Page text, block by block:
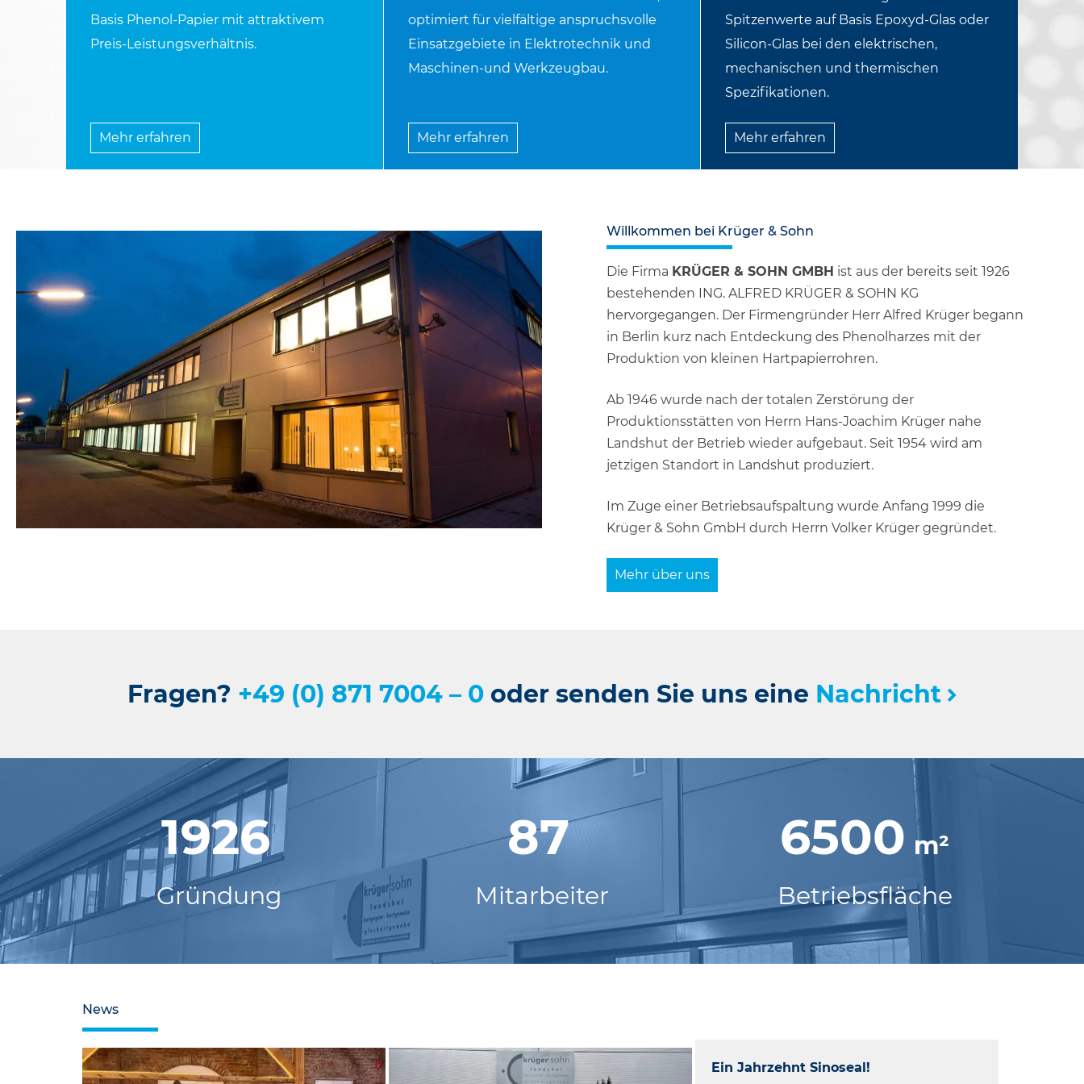
Basis Phenol-Papier mit attraktivem
Preis-Leistungsverhältnis.
Mehr erfahren
optimiert für vielfältige anspruchsvolle
Einsatzgebiete in Elektrotechnik und
Maschinen-und Werkzeugbau.
Mehr erfahren
Spitzenwerte auf Basis Epoxyd-Glas oder
Silicon-Glas bei den elektrischen,
mechanischen und thermischen
Spezifikationen.
Mehr erfahren
Willkommen bei Krüger & Sohn
Die Firma KRÜGER & SOHN GMBH ist aus der bereits seit 1926
bestehenden ING. ALFRED KRÜGER & SOHN KG
hervorgegangen. Der Firmengründer Herr Alfred Krüger begann
in Berlin kurz nach Entdeckung des Phenolharzes mit der
Produktion von kleinen Hartpapierrohren.
Ab 1946 wurde nach der totalen Zerstörung der
Produktionsstätten von Herrn Hans-Joachim Krüger nahe
Landshut der Betrieb wieder aufgebaut. Seit 1954 wird am
jetzigen Standort in Landshut produziert.
Im Zuge einer Betriebsaufspaltung wurde Anfang 1999 die
Krüger & Sohn GmbH durch Herrn Volker Krüger gegründet.
Mehr über uns
Fragen? +49 (0) 871 7004 – 0oder senden Sie uns eine Nachricht
1926
Gründung
87
Mitarbeiter
6500 m²
Betriebsfläche
News
Ein Jahrzehnt Sinoseal!